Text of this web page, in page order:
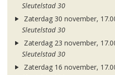
Sleutelstad 30
Zaterdag 30 november,
Sleutelstad 30
Zaterdag 23 november,
Sleutelstad 30
Zaterdag 16 november,